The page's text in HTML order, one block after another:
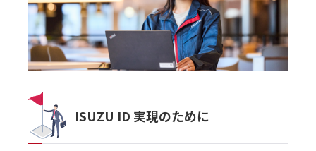
ISUZU ID 実現のために